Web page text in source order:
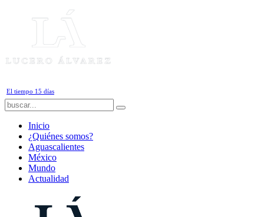
El tiempo 15 días
Inicio
¿Quiénes somos?
Aguascalientes
México
Mundo
Actualidad